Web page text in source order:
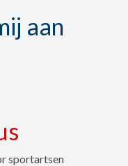
aan
sportartsen